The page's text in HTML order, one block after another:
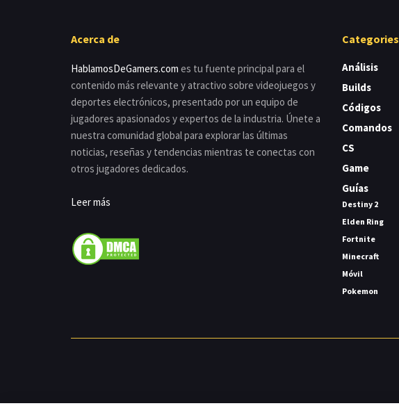
Acerca de
HablamosDeGamers.com es tu fuente principal para el
contenido más relevante y atractivo sobre videojuegos y
deportes electrónicos, presentado por un equipo de
jugadores apasionados y expertos de la industria. Únete a
nuestra comunidad global para explorar las últimas
noticias, reseñas y tendencias mientras te conectas con
otros jugadores dedicados.
Leer más
Categories
Análisis
Builds
Códigos
Comandos
CS
Game
Guías
Destiny 2
Elden Ring
Fortnite
Minecraft
Móvil
Pokemon